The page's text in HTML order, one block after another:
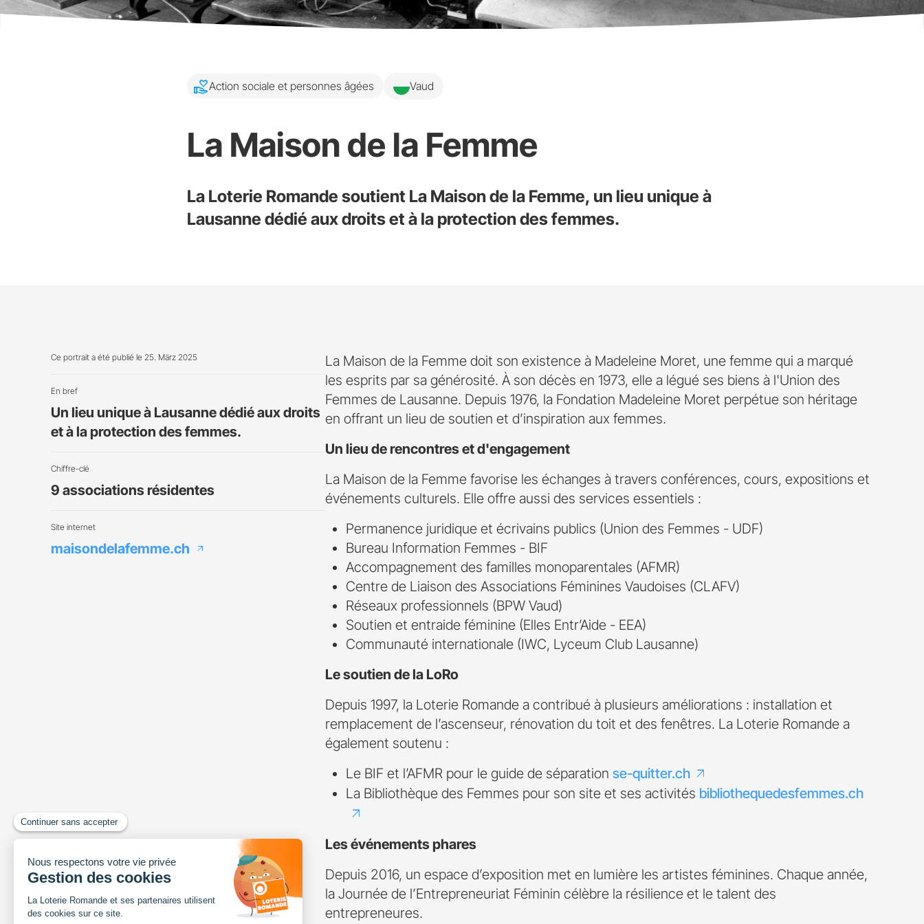
volunteer_activismAction sociale et personnes âgées Vaud
La Maison de la Femme
La Loterie Romande soutient La Maison de la Femme, un lieu unique à
Lausanne dédié aux droits et à la protection des femmes.
Ce portrait a été publié le 25. März 2025
En bref
Un lieu unique à Lausanne dédié aux droits
et à la protection des femmes.
Chiffre-clé
9 associations résidentes
Site internet
maisondelafemme.ch arrow_outward
La Maison de la Femme doit son existence à Madeleine Moret, une femme qui a marqué
les esprits par sa générosité. À son décès en 1973, elle a légué ses biens à l'Union des
Femmes de Lausanne. Depuis 1976, la Fondation Madeleine Moret perpétue son héritage
en offrant un lieu de soutien et d’inspiration aux femmes.
Un lieu de rencontres et d'engagement
La Maison de la Femme favorise les échanges à travers conférences, cours, expositions et
événements culturels. Elle offre aussi des services essentiels :
Permanence juridique et écrivains publics (Union des Femmes - UDF)
Bureau Information Femmes - BIF
Accompagnement des familles monoparentales (AFMR)
Centre de Liaison des Associations Féminines Vaudoises (CLAFV)
Réseaux professionnels (BPW Vaud)
Soutien et entraide féminine (Elles Entr’Aide - EEA)
Communauté internationale (IWC, Lyceum Club Lausanne)
Le soutien de la LoRo
Depuis 1997, la Loterie Romande a contribué à plusieurs améliorations : installation et
remplacement de l’ascenseur, rénovation du toit et des fenêtres. La Loterie Romande a
également soutenu :
Le BIF et l’AFMR pour le guide de séparation se-quitter.ch
La Bibliothèque des Femmes pour son site et ses activités bibliothequedesfemmes.ch
Les événements phares
Depuis 2016, un espace d’exposition met en lumière les artistes féminines. Chaque année,
la Journée de l’Entrepreneuriat Féminin célèbre la résilience et le talent des
entrepreneures.